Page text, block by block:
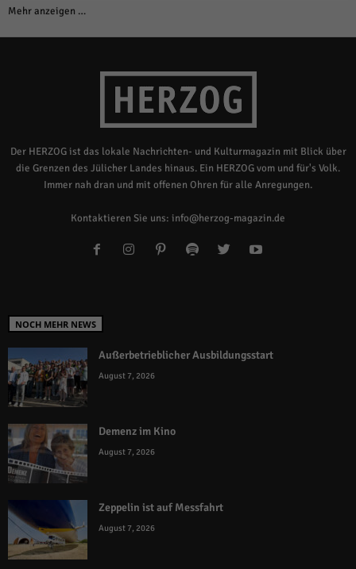
Mehr anzeigen …
Der HERZOG ist das lokale Nachrichten- und Kulturmagazin mit Blick über
die Grenzen des Jülicher Landes hinaus. Ein HERZOG vom und für's Volk.
Immer nah dran und mit offenen Ohren für alle Anregungen.
Kontaktieren Sie uns: info@herzog-magazin.de
NOCH MEHR NEWS
Außerbetrieblicher Ausbildungsstart
August 7, 2026
Demenz im Kino
August 7, 2026
Zeppelin ist auf Messfahrt
August 7, 2026